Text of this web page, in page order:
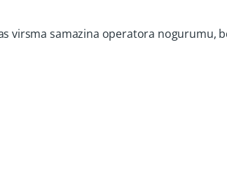
virsma samazina operatora nogurumu,